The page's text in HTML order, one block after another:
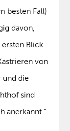
besten Fall)
davon,
Blick
von
und die
sind
anerkannt.“